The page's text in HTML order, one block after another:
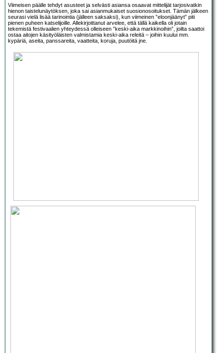
Viimeisen päälle tehdyt asusteet ja selvästi asiansa osaavat mittelijät tarjosivatkin
hienon taistelunäytöksen, joka sai asianmukaiset suosionosoitukset. Tämän jälkeen
seurasi vielä lisää tarinointia (jälleen saksaksi), kun viimeinen ”eloonjäänyt” piti
pienen puheen katselijoille. Allekirjoittanut arvelee, että tällä kaikella oli jotain
tekemistä festivaalien yhteydessä olleiseen ”keski-aika markkinoihin”, joilta saattoi
ostaa aitojen käsityöläisten valmistamia keski-aika releitä – joihin kuului mm.
kypäriä, aseita, panssareita, vaatteita, koruja, puutöitä jne.